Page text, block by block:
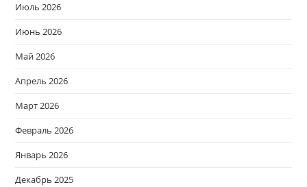
Июль 2026
Июнь 2026
Май 2026
Апрель 2026
Март 2026
Февраль 2026
Январь 2026
Декабрь 2025